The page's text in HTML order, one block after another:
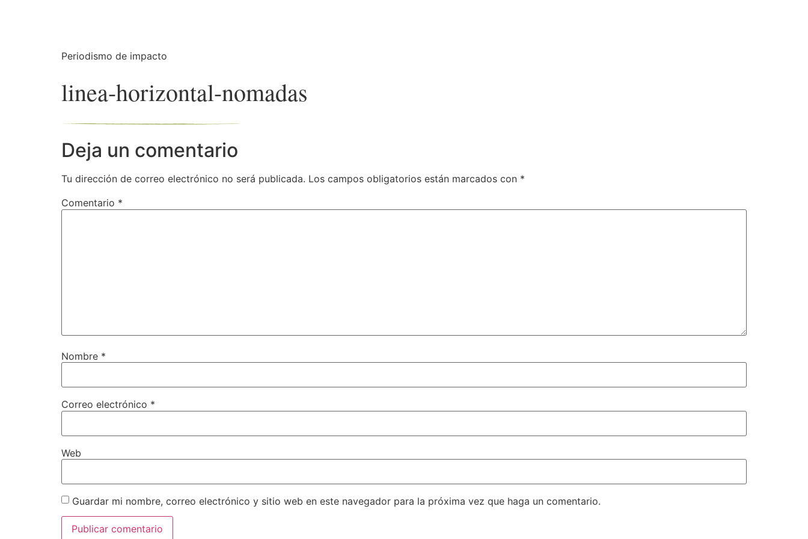
Periodismo de impacto
linea-horizontal-nomadas
Deja un comentario
Tu dirección de correo electrónico no será publicada. Los campos obligatorios están marcados con *
Comentario *
Nombre *
Correo electrónico *
Web
Guardar mi nombre, correo electrónico y sitio web en este navegador para la próxima vez que haga un comentario.